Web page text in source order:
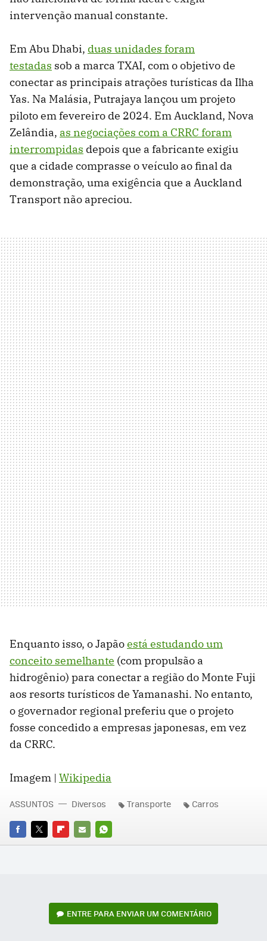
intervenção manual constante.
Em Abu Dhabi, duas unidades foram
testadas sob a marca TXAI, com o objetivo de
conectar as principais atrações turísticas da Ilha
Yas. Na Malásia, Putrajaya lançou um projeto
piloto em fevereiro de 2024. Em Auckland, Nova
Zelândia, as negociações com a CRRC foram
interrompidas depois que a fabricante exigiu
que a cidade comprasse o veículo ao final da
demonstração, uma exigência que a Auckland
Transport não apreciou.
Enquanto isso, o Japãoestá estudando um
conceito semelhante (com propulsão a
hidrogênio) para conectar a região do Monte Fuji
aos resorts turísticos de Yamanashi. No entanto,
o governador regional preferiu que o projeto
fosse concedido a empresas japonesas, em vez
da CRRC.
Imagem | Wikipedia
FACEBOOK
TWITTERFLIPBOARD
E-
WHATSAPP
ASSUNTOS Diversos Transporte Carros
ENTRE PARA ENVIAR UM COMENTÁRIO